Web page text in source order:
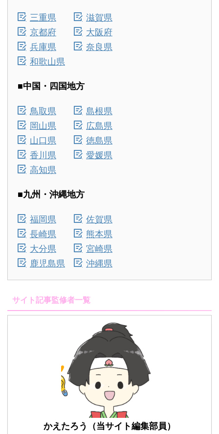
三重県
滋賀県
京都府
大阪府
兵庫県
奈良県
和歌山県
■中国・四国地方
鳥取県
島根県
岡山県
広島県
山口県
徳島県
香川県
愛媛県
高知県
■九州・沖縄地方
福岡県
佐賀県
長崎県
熊本県
大分県
宮崎県
鹿児島県
沖縄県
サイト記事監修者一覧
かえたろう（当サイト編集部員）